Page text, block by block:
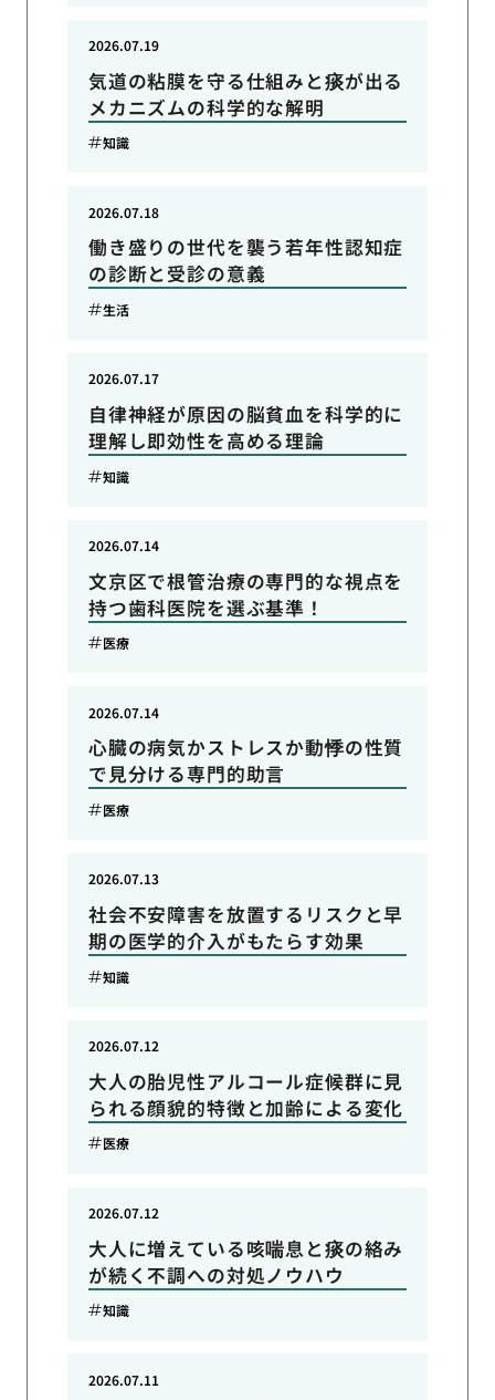
気道の粘膜を守る仕組みと痰が出る
メカニズムの科学的な解明
2026.07.19
知識
働き盛りの世代を襲う若年性認知症
の診断と受診の意義
2026.07.18
生活
自律神経が原因の脳貧血を科学的に
理解し即効性を高める理論
2026.07.17
知識
文京区で根管治療の専門的な視点を
持つ歯科医院を選ぶ基準！
2026.07.14
医療
心臓の病気かストレスか動悸の性質
で見分ける専門的助言
2026.07.14
医療
社会不安障害を放置するリスクと早
期の医学的介入がもたらす効果
2026.07.13
知識
大人の胎児性アルコール症候群に見
られる顔貌的特徴と加齢による変化
2026.07.12
医療
大人に増えている咳喘息と痰の絡み
が続く不調への対処ノウハウ
2026.07.12
知識
2026.07.11